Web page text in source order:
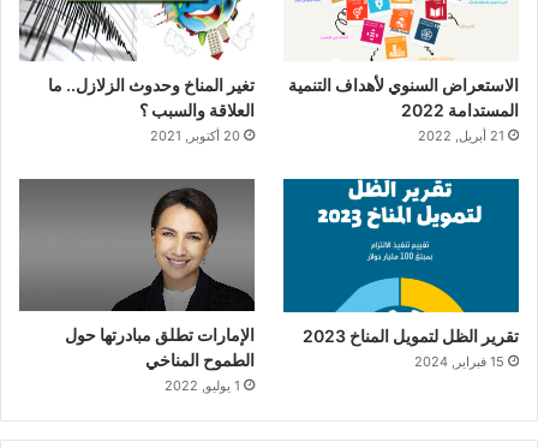
الاستعراض السنوي لأهداف التنمية
المستدامة 2022
21 أبريل, 2022
تغير المناخ وحدوث الزلازل.. ما
العلاقة والسبب ؟
20 أكتوبر, 2021
تقرير الظل لتمويل المناخ 2023
15 فبراير, 2024
الإمارات تطلق مبادرتها حول
الطموح المناخي
1 يوليو, 2022